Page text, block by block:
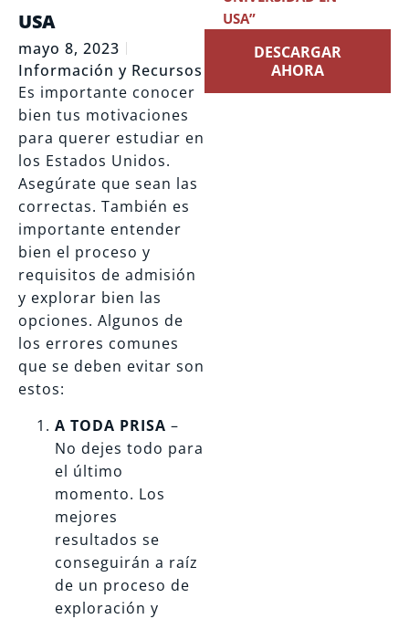
USA
mayo 8, 2023
Información y Recursos
Es importante conocer
bien tus motivaciones
para querer estudiar en
los Estados Unidos.
Asegúrate que sean las
correctas. También es
importante entender
bien el proceso y
requisitos de admisión
y explorar bien las
opciones. Algunos de
los errores comunes
que se deben evitar son
estos:
A TODA PRISA –
No dejes todo para
el último
momento. Los
mejores
resultados se
conseguirán a raíz
de un proceso de
exploración y
USA”
DESCARGAR
AHORA